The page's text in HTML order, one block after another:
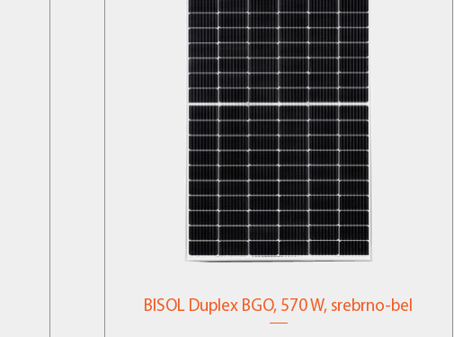
BISOL Duplex BGO, 570 W, srebrno-bel